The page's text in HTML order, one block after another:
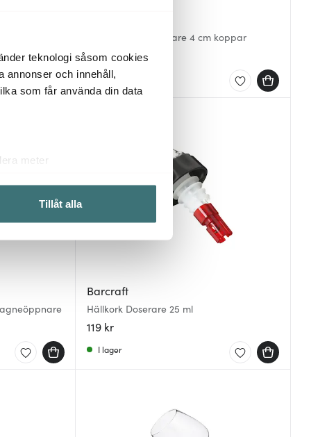
teknologi såsom cookies
annonser och innehåll,
som får använda din data
meter
detaljsektionen
du tycker om. Det gör också
Tillåt alla
Champagneförslutare 4 cm koppar
119 kr
I lager
Barcraft
Hällkork Doserare 25 ml
119 kr
I lager